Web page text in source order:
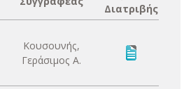
Διατριβής
Κουσουνής,
Γεράσιμος Α.